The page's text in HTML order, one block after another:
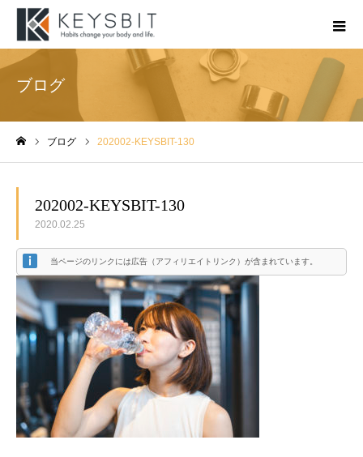
ブログ
ブログ 202002-KEYSBIT-130
202002-KEYSBIT-130
2020.02.25
当ページのリンクには広告（アフィリエイトリンク）が含まれています。